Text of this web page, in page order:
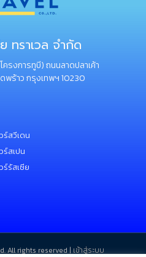
ทราเวล จำกัด
รงการทูบี) ถนนลาดปลาเค้า
พร้าว กรุงเทพฯ 10230
ร์สวีเดน
ร์สเปน
ร์รัสเซีย
All rights reserved |เข้าสู่ระบบ